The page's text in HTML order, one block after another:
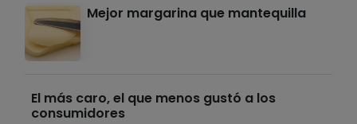
Mejor margarina que mantequilla
El más caro, el que menos gustó a los
consumidores